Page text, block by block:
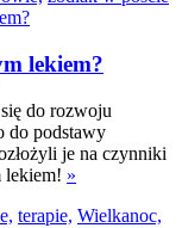
lekiem?
do rozwoju
do podstawy
je na czynniki
lekiem! »
terapie, Wielkanoc,